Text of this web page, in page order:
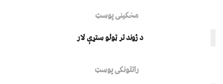
مخکینی پوسټ
د ژوند تر ټولو ستړې لار
راتلونکی پوسټ